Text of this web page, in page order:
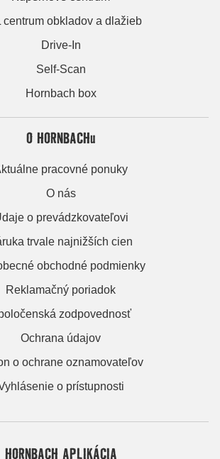
centrum obkladov a dlažieb
Drive-In
Self-Scan
Hornbach box
O HORNBACHu
pracovné ponuky
O nás
o prevádzkovateľovi
trvale najnižších cien
obchodné podmienky
Reklamačný poriadok
zodpovednosť
Ochrana údajov
o ochrane oznamovateľov
o prístupnosti
HORNBACH APLIKÁCIA